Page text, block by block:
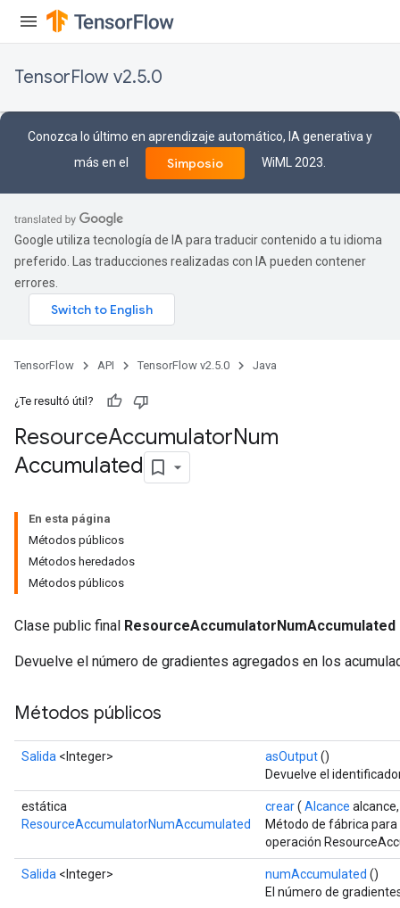
TensorFlow v2.5.0
Conozca lo último en aprendizaje automático, IA generativa y
más en el
Simposio WiML 2023.
Google utiliza tecnología de IA para traducir contenido a tu idioma
preferido. Las traducciones realizadas con IA pueden contener
errores.
TensorFlow API TensorFlow v2.5.0 Java
¿Te resultó útil?
ResourceAccumulatorNum
Accumulated
En esta página
Métodos públicos
Métodos heredados
Métodos públicos
Clase public final ResourceAccumulatorNumAccumulated
Devuelve el número de gradientes agregados en los
Métodos públicos
Salida <Integer> asOutput()
Devuelve el
estática
ResourceAccumulatorNumAccumulated
crear( Alcance
Método de fábrica
operación
Salida <Integer> numAccumulated ()
El número de